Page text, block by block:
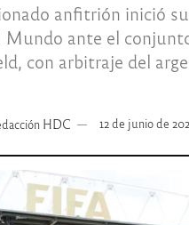
anfitrión inició
Mundo ante el
con arbitraje del
HDC 12 de junio de